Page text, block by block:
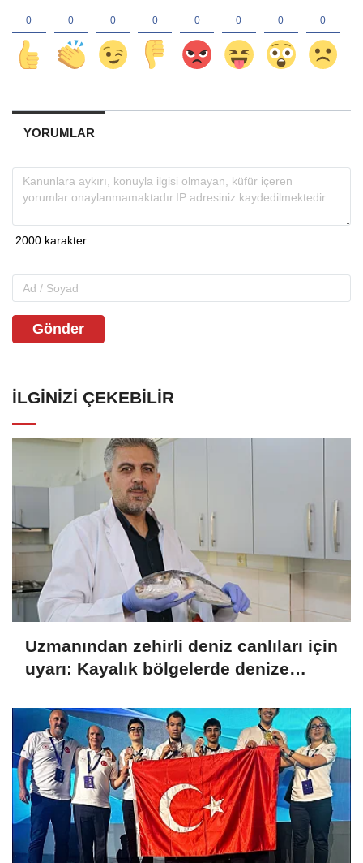
YORUMLAR
Gönder
İLGINIZI ÇEKEBILIR
Uzmanından zehirli deniz canlıları için
uyarı: Kayalık bölgelerde denize